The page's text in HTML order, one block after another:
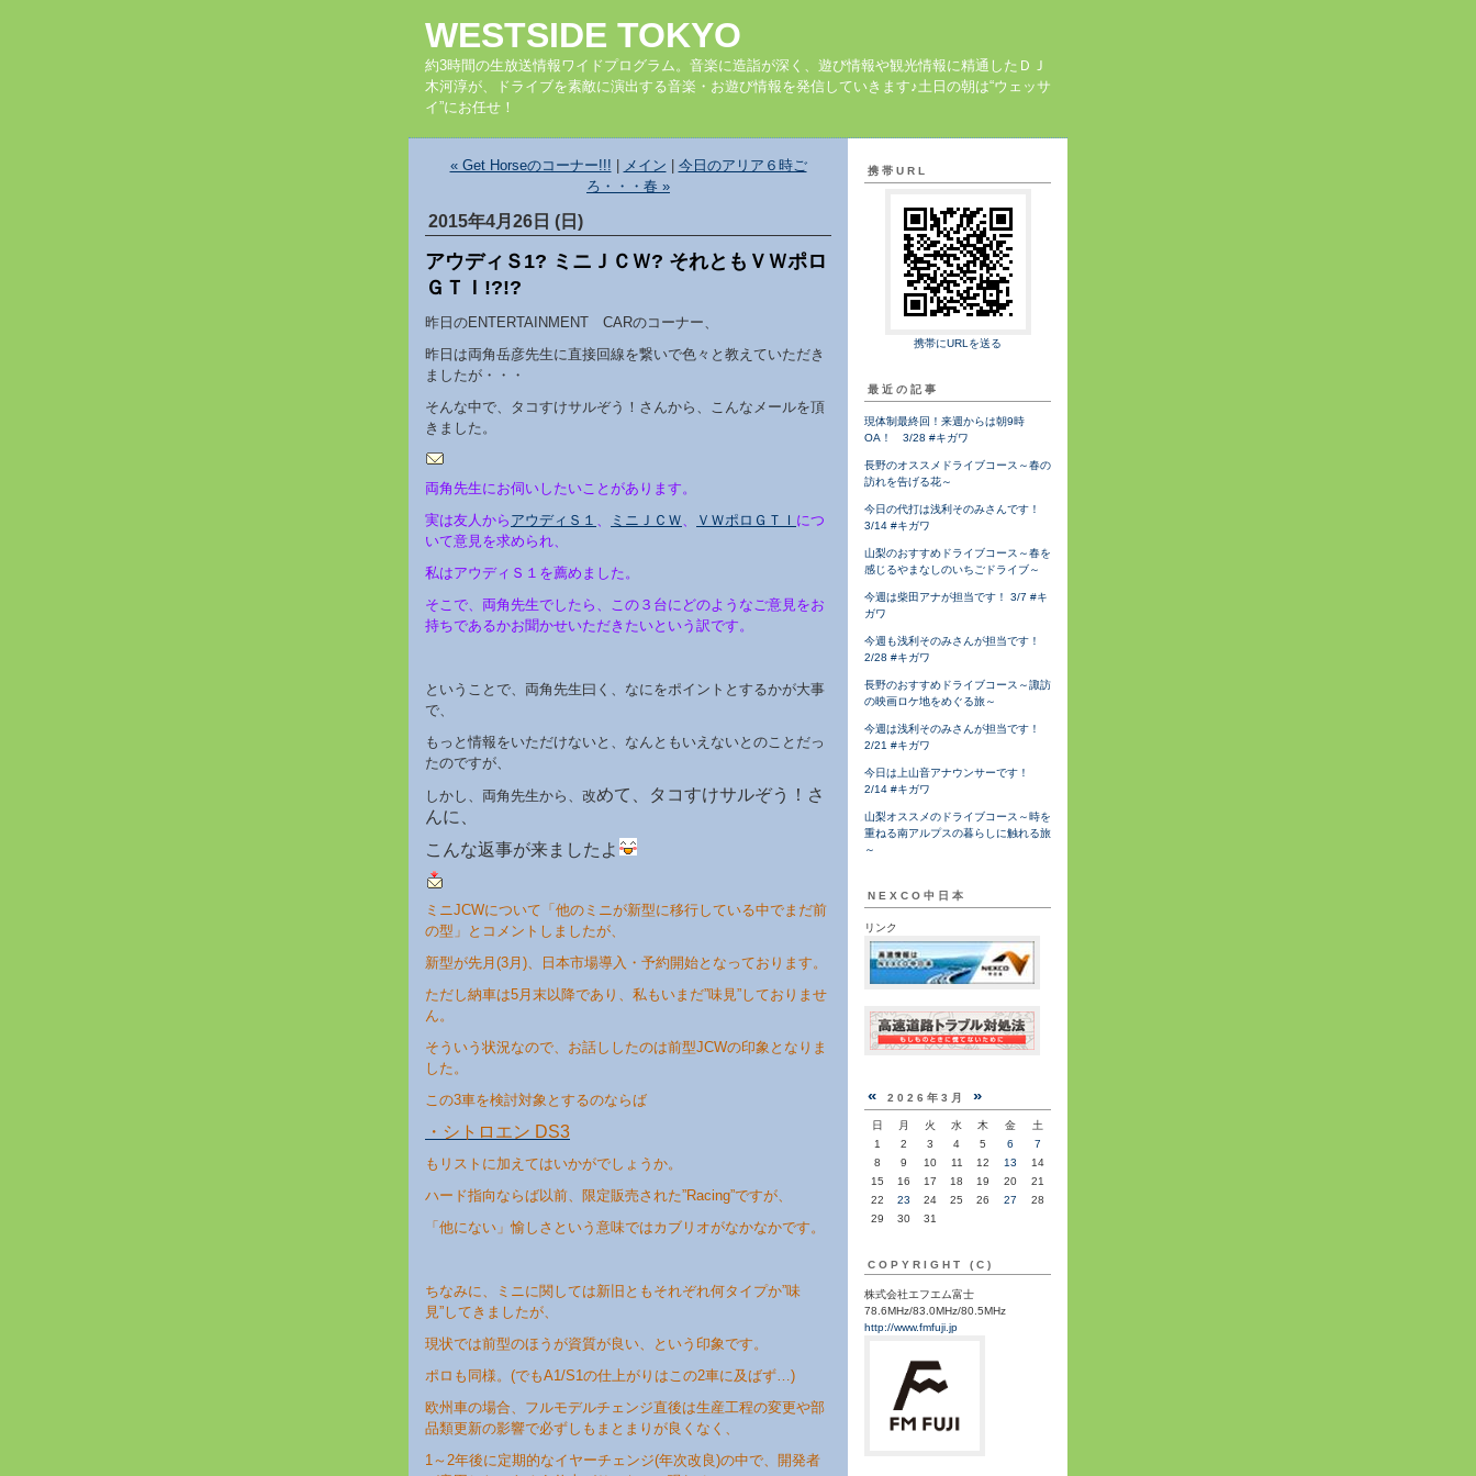
WESTSIDE TOKYO
約3時間の生放送情報ワイドプログラム。音楽に造詣が深く、遊び情報や観光情報に精通したＤＪ
木河淳が、ドライブを素敵に演出する音楽・お遊び情報を発信していきます♪土日の朝は“ウェッサ
イ”にお任せ！
« Get Horseのコーナー!!! メイン
今日のアリア６時ご
ろ・・・春 »
2015年4月26日 (日)
アウディＳ1? ミニＪＣＷ? それともＶＷポロ
ＧＴＩ!?!?
昨日のENTERTAINMENT CARのコーナー、
昨日は両角岳彦先生に直接回線を繋いで色々と教えていただき
ましたが・・・
そんな中で、タコすけサルぞう！さんから、こんなメールを頂
きました。
両角先生にお伺いしたいことがあります。
実は友人から アウディＳ１ 、 ミニＪＣＷ、 ＶＷポロＧＴＩ につ
いて意見を求められ、
私はアウディＳ１を薦めました。
そこで、両角先生でしたら、この３台にどのようなご意見をお
持ちであるかお聞かせいただきたいという訳です。
ということで、両角先生曰く、なにをポイントとするかが大事
で、
もっと情報をいただけないと、なんともいえないとのことだっ
たのですが、
しかし、両角先生から、改めて、タコすけサルぞう！さ
んに、
こんな返事が来ましたよ
ミニJCWについて「他のミニが新型に移行している中でまだ前
の型」とコメントしましたが、
新型が先月(3月)、日本市場導入・予約開始となっております。
ただし納車は5月末以降であり、私もいまだ”味見”しておりませ
ん。
そういう状況なので、お話ししたのは前型JCWの印象となりま
した。
この3車を検討対象とするのならば
・ シトロエン DS3
もリストに加えてはいかがでしょうか。
ハード指向ならば以前、限定販売された”Racing”ですが、
「他にない」愉しさという意味ではカブリオがなかなかです。
ちなみに、ミニに関しては新旧ともそれぞれ何タイプか”味
見”してきましたが、
現状では前型のほうが資質が良い、という印象です。
ポロも同様。(でもA1/S1の仕上がりはこの2車に及ばず…)
欧州車の場合、フルモデルチェンジ直後は生産工程の変更や部
品類更新の影響で必ずしもまとまりが良くなく、
1～2年後に定期的なイヤーチェンジ(年次改良)の中で、開発者
携帯URL
携帯にURLを送る
最近の記事
現体制最終回！来週からは朝9時
OA！ 3/28 #キガワ
長野のオススメドライブコース～春の
訪れを告げる花～
今日の代打は浅利そのみさんです！
3/14 #キガワ
山梨のおすすめドライブコース～春を
感じるやまなしのいちごドライブ～
今週は柴田アナが担当です！ 3/7 #キ
ガワ
今週も浅利そのみさんが担当です！
2/28 #キガワ
長野のおすすめドライブコース～諏訪
の映画ロケ地をめぐる旅～
今週は浅利そのみさんが担当です！
2/21 #キガワ
今日は上山音アナウンサーです！
2/14 #キガワ
山梨オススメのドライブコース～時を
重ねる南アルプスの暮らしに触れる旅
～
NEXCO中日本
リンク
« 2026年3月 »
日 月 火 水 木 金
土
1
2 3 4 5 6
7
8
9 10 11 12 13
14
15
16 17 18 19 20
21
22
23 24 25 26 27
28
29
30 31
COPYRIGHT (C)
株式会社エフエム富士
78.6MHz/83.0MHz/80.5MHz
http://www.fmfuji.jp